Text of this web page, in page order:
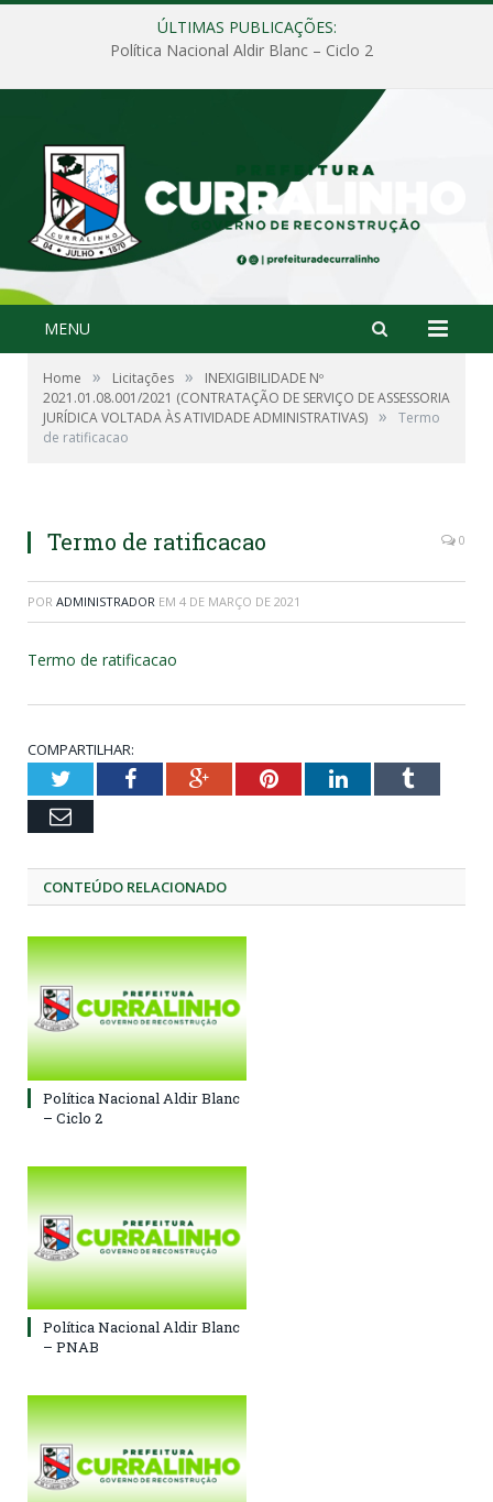
ÚLTIMAS PUBLICAÇÕES:
Política Nacional Aldir Blanc – Ciclo 2
MENU
Home » Licitações »
INEXIGIBILIDADE Nº
2021.01.08.001/2021 (CONTRATAÇÃO DE SERVIÇO DE ASSESSORIA
JURÍDICA VOLTADA ÀS ATIVIDADE ADMINISTRATIVAS) »
Termo
de ratificacao
Termo de ratificacao 0
POR ADMINISTRADOR EM 4 DE MARÇO DE 2021
Termo de ratificacao
COMPARTILHAR:
TwitterFacebookGoogle+PinterestLinkedInTumblr
Email
CONTEÚDO RELACIONADO
Política Nacional Aldir Blanc
– Ciclo 2
Política Nacional Aldir Blanc
– PNAB